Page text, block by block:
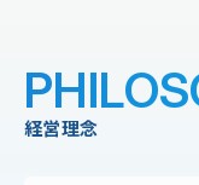
経営理念